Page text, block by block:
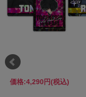
価格:4,290円(税込)